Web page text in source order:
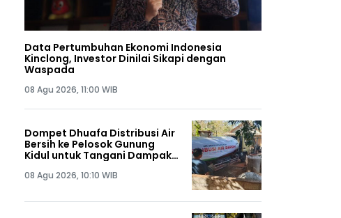
Data Pertumbuhan Ekonomi Indonesia
Kinclong, Investor Dinilai Sikapi dengan
Waspada
08 Agu 2026, 11:00 WIB
Dompet Dhuafa Distribusi Air
Bersih ke Pelosok Gunung
Kidul untuk Tangani Dampak
08 Agu 2026, 10:10 WIB